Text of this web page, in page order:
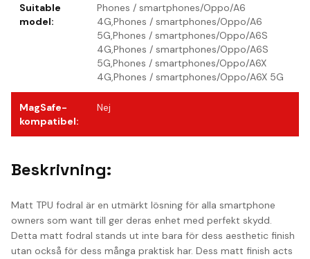
Suitable
model:
Phones / smartphones/Oppo/A6
4G,Phones / smartphones/Oppo/A6
5G,Phones / smartphones/Oppo/A6S
4G,Phones / smartphones/Oppo/A6S
5G,Phones / smartphones/Oppo/A6X
4G,Phones / smartphones/Oppo/A6X 5G
MagSafe-
kompatibel:
Nej
Beskrivning:
Matt TPU fodral är en utmärkt lösning för alla smartphone
owners som want till ger deras enhet med perfekt skydd.
Detta matt fodral stands ut inte bara för dess aesthetic finish
utan också för dess många praktisk har. Dess matt finish acts